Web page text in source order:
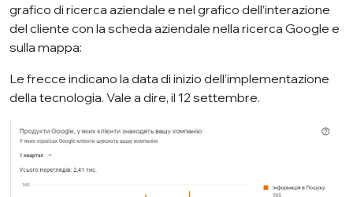
grafico di ricerca aziendale e nel grafico dell’interazione
del cliente con la scheda aziendale nella ricerca Google e
sulla mappa:
Le frecce indicano la data di inizio dell’implementazione
della tecnologia. Vale a dire, il 12 settembre.